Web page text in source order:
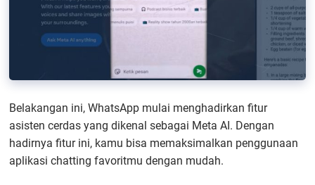
Belakangan ini, WhatsApp mulai menghadirkan fitur
asisten cerdas yang dikenal sebagai Meta AI. Dengan
hadirnya fitur ini, kamu bisa memaksimalkan penggunaan
aplikasi chatting favoritmu dengan mudah.